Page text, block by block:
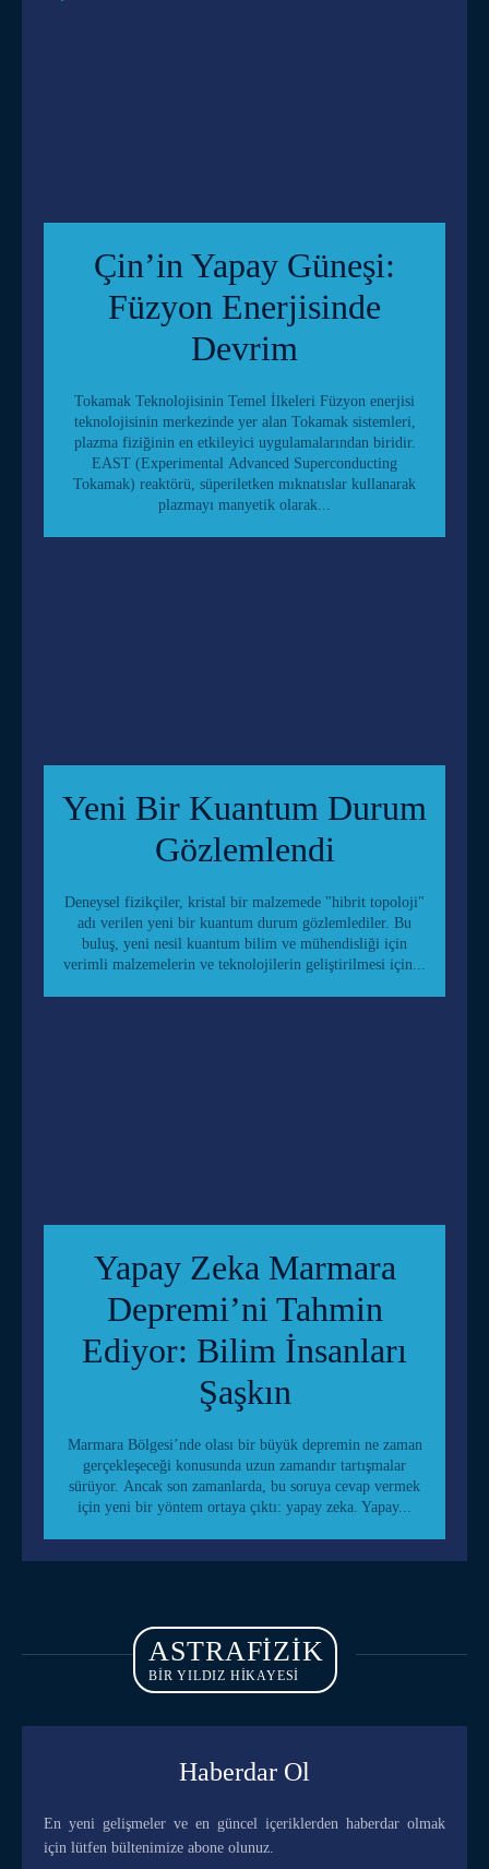
Çin’in Yapay Güneşi:
Füzyon Enerjisinde
Devrim
Tokamak Teknolojisinin Temel İlkeleri Füzyon enerjisi
teknolojisinin merkezinde yer alan Tokamak sistemleri,
plazma fiziğinin en etkileyici uygulamalarından biridir.
EAST (Experimental Advanced Superconducting
Tokamak) reaktörü, süperiletken mıknatıslar kullanarak
plazmayı manyetik olarak...
Yeni Bir Kuantum Durum
Gözlemlendi
Deneysel fizikçiler, kristal bir malzemede "hibrit topoloji"
adı verilen yeni bir kuantum durum gözlemlediler. Bu
buluş, yeni nesil kuantum bilim ve mühendisliği için
verimli malzemelerin ve teknolojilerin geliştirilmesi için...
Yapay Zeka Marmara
Depremi’ni Tahmin
Ediyor: Bilim İnsanları
Şaşkın
Marmara Bölgesi’nde olası bir büyük depremin ne zaman
gerçekleşeceği konusunda uzun zamandır tartışmalar
sürüyor. Ancak son zamanlarda, bu soruya cevap vermek
için yeni bir yöntem ortaya çıktı: yapay zeka. Yapay...
ASTRAFIZIK
BİR YILDIZ HİKAYESİ
Haberdar Ol
En yeni gelişmeler ve en güncel içeriklerden haberdar olmak
için lütfen bültenimize abone olunuz.